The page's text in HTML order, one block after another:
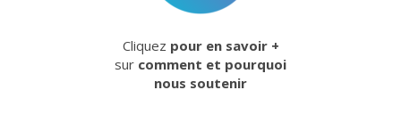
Cliquez pour en savoir +
sur comment et pourquoi
nous soutenir